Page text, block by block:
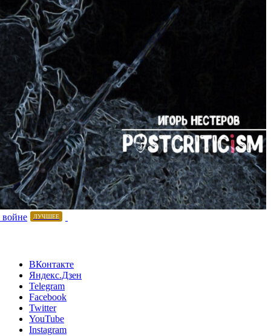
ЛУЧШЕЕ
ВКонтакте
Яндекс.Дзен
Telegram
Facebook
Twitter
YouTube
Instagram